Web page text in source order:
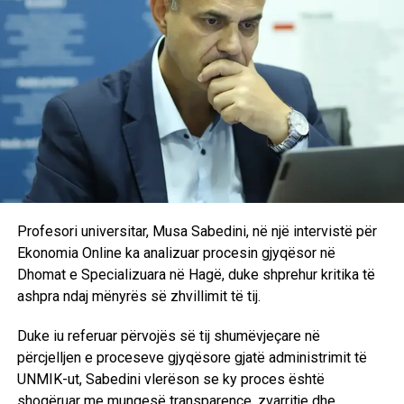
Vizita vazhdoi edhe në qendrën monitoruese dhe
menaxhuese të parkut, ku studentët u njohën me sistemet
moderne të kontrollit, monitorimit dhe mbrojtjes së
instalimeve fotovoltaike.
Aktivitete të tilla dëshmojnë përkushtimin e programit për
t’u ofruar studentëve përgatitje cilësore, përvojë praktike
dhe kontakt të drejtpërdrejtë me industrinë, duke i aftësuar
ata për tregun modern të punës dhe sfidat e sektorit të
energjisë së ripërtëritshme.
Profesori universitar, Musa Sabedini, në një intervistë për
Ekonomia Online ka analizuar procesin gjyqësor në
Dhomat e Specializuara në Hagë, duke shprehur kritika të
ashpra ndaj mënyrës së zhvillimit të tij.
Duke iu referuar përvojës së tij shumëvjeçare në
përcjelljen e proceseve gjyqësore gjatë administrimit të
UNMIK-ut, Sabedini vlerëson se ky proces është